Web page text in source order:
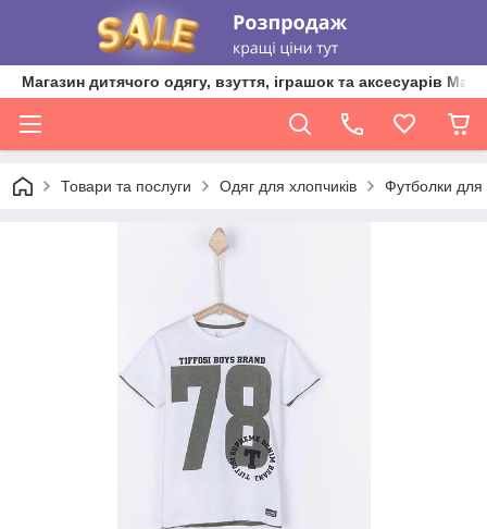
Магазин дитячого одягу, взуття, іграшок та аксесуарів
Товари та послуги Одяг для хлопчиків Футболки для